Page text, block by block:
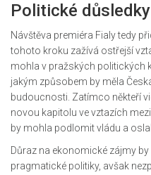
Politické důsledky
Návštěva premiéra Fialy tedy
tohoto kroku zažívá ostřejší
mohla v pražských politických
jakým způsobem by měla
budoucnosti. Zatímco někteří
novou kapitolu ve vztazích
by mohla podlomit vládu a
Důraz na ekonomické zájmy
pragmatické politiky, avšak